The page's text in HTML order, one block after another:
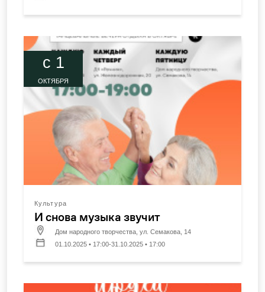
c 1
ОКТЯБРЯ
Культура
И снова музыка звучит
Дом народного творчества, ул. Семакова, 14
01.10.2025 • 17:00-31.10.2025 • 17:00